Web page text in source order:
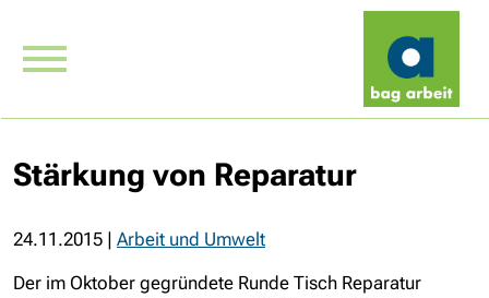
Stärkung von Reparatur
24.11.2015 | Arbeit und Umwelt
Der im Oktober gegründete Runde Tisch Reparatur